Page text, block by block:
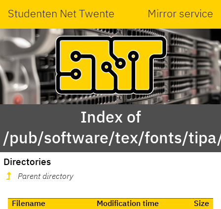
Studenten Net Twente Mirror service
Index of
/pub/software/tex/fonts/
Directories
Parent directory
Filename Modification time Size